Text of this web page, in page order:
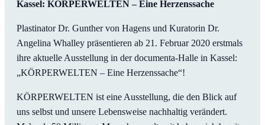
Kassel: KÖRPERWELTEN – Eine Herzenssache
Plastinator Dr. Gunther von Hagens und Kuratorin Dr.
Angelina Whalley präsentieren ab 21. Februar 2020 erstmals
ihre aktuelle Ausstellung in der documenta-Halle in Kassel:
„KÖRPERWELTEN – Eine Herzenssache“!
KÖRPERWELTEN ist eine Ausstellung, die den Blick auf
uns selbst und unsere Lebensweise nachhaltig verändert.